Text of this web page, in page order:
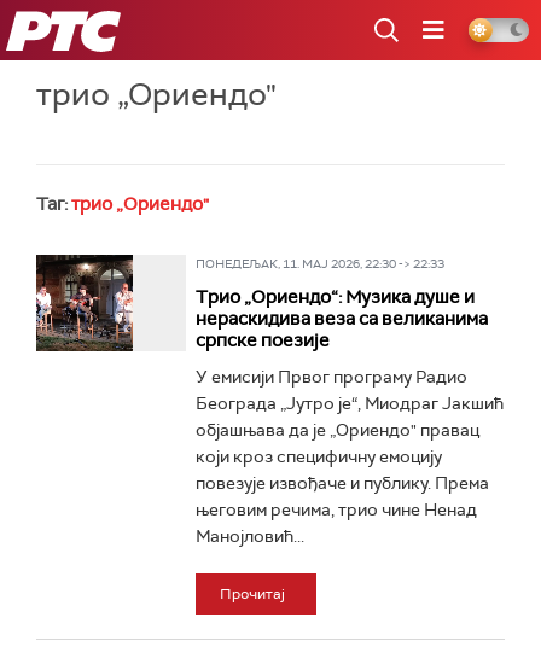
РТС
трио „Ориендо"
Таг:трио „Ориендо"
ПОНЕДЕЉАК, 11. МАЈ 2026, 22:30 -> 22:33
Трио „Ориендо“: Музика душе и
нераскидива веза са великанима
српске поезије
У емисији Првог програму Радио
Београда „Јутро је“, Миодраг Јакшић
објашњава да је „Ориендо" правац
који кроз специфичну емоцију
повезује извођаче и публику. Према
његовим речима, трио чине Ненад
Манојловић...
Прочитај